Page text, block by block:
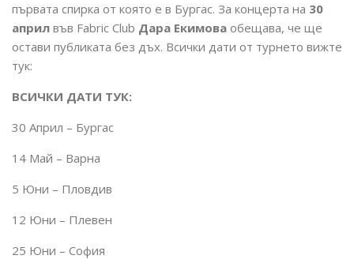
първата спирка от която е в Бургас. За концерта на 30
април във Fabric Club Дара Екимова обещава, че ще
остави публиката без дъх. Всички дати от турнето вижте
тук:
ВСИЧКИ ДАТИ ТУК:
30 Април – Бургас
14 Май – Варна
5 Юни – Пловдив
12 Юни – Плевен
25 Юни – София